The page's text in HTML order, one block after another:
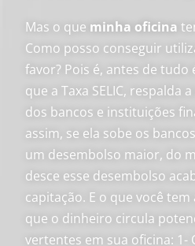
Mas o que minha oficina
Como posso conseguir
favor? Pois é, antes de
que a Taxa SELIC, respalda
dos bancos e instituições
assim, se ela sobe os
um desembolso maior, do
desce esse desembolso
capitação. E o que você tem
que o dinheiro circula
vertentes em sua oficina: 1-